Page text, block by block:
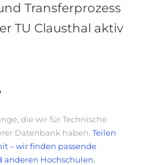
Transferprozess
TU Clausthal aktiv
die wir für Technische
Datenbank haben. Teilen
– wir finden passende
anderen Hochschulen.